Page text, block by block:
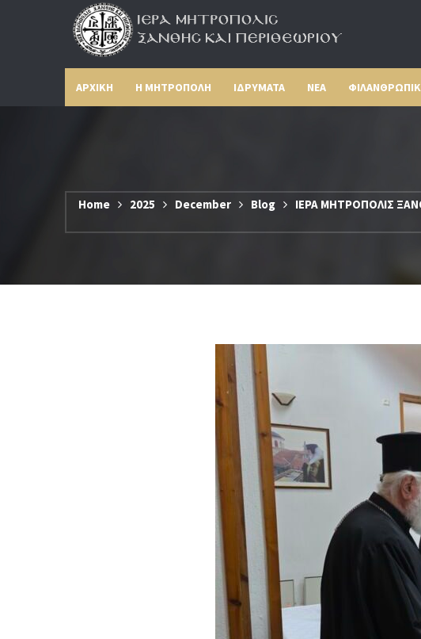
ΑΡΧΙΚΗ Η ΜΗΤΡΟΠΟΛΗ ΙΔΡΥΜΑΤΑ ΝΕΑ
Home 2025 December Blog
ΙΕΡΑ ΜΗΤΡΟΠΟΛΙΣ